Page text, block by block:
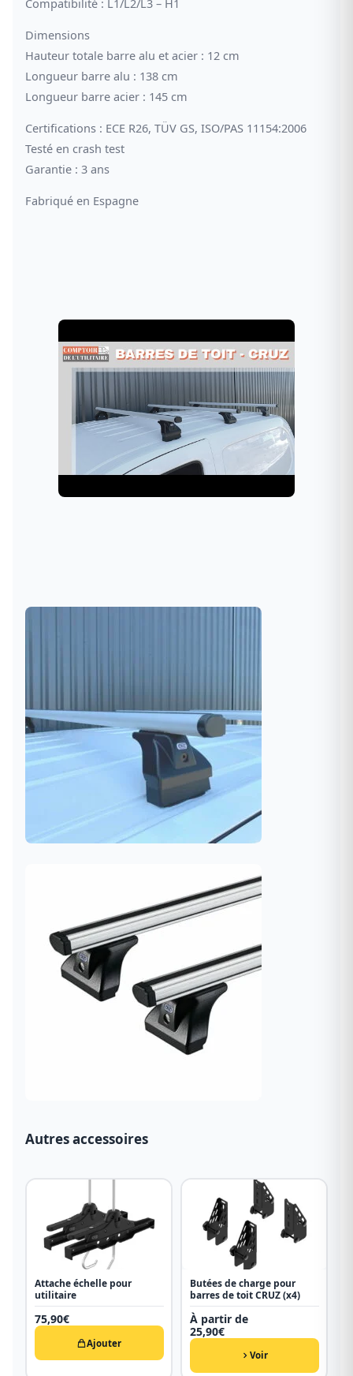
Dimensions
Hauteur totale barre alu et acier : 12 cm
Longueur barre alu : 138 cm
Longueur barre acier : 145 cm
Certifications : ECE R26, TÜV GS, ISO/PAS 11154:2006
Testé en crash test
Garantie : 3 ans
Fabriqué en Espagne
Autres accessoires
Attache échelle pour
utilitaire
75,90€
Ajouter
Butées de charge pour
barres de toit CRUZ (x4)
À partir de
25,90€
Voir